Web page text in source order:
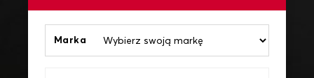
Marka